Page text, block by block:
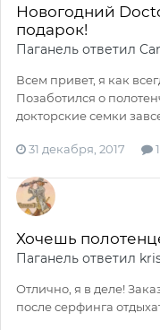
Новогодний
подарок!
Паганель ответил
Всем привет, я как
Позаботился о
докторские семки
31 декабря, 2017
Хочешь
Паганель ответил
Отлично, я в деле!
после серфинга